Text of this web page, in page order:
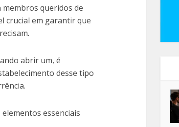
queridos de
crucial em garantir que
abrir um, é
desse tipo
essenciais